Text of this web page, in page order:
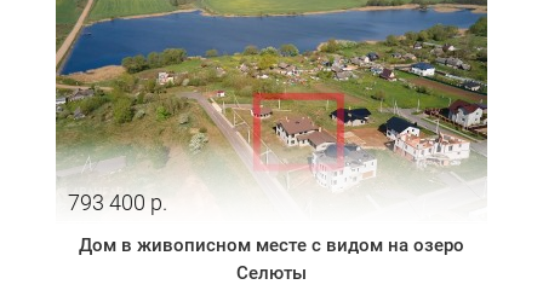
793 400 р.
Дом в живописном месте с видом на озеро
Селюты